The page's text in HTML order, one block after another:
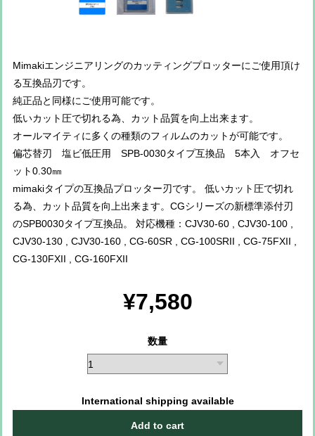
Mimakiエンジニアリングのカッティングプロッターにご使用頂け
る互換品刃です。
純正品と同様にご使用可能です。
低いカット圧で切れる為、カット品質を向上出来ます。
オールマイティに多くの種類のフィルムのカットが可能です。
偏芯替刃 塩ビ低圧用 SPB-0030タイプ互換品 5本入 オフセ
ット0.30㎜
mimakiタイプの互換品プロッター刃です。 低いカット圧で切れ
る為、カット品質を向上出来ます。CGシリーズの新標準添付刃
のSPB0030タイプ互換品。 対応機種：CJV30-60 , CJV30-100 ,
CJV30-130 , CJV30-160 , CG-60SR , CG-100SRII , CG-75FXII ,
CG-130FXII , CG-160FXII
¥7,580
数量
International shipping available
Add to cart